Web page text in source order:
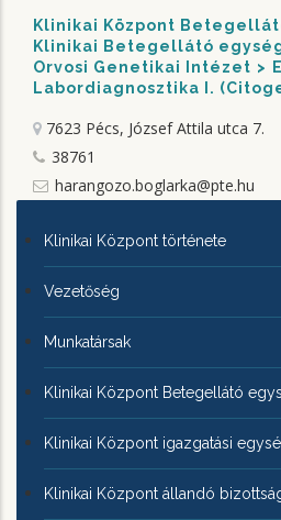
Klinikai Központ
Klinikai Betegellátó
Orvosi Genetikai Intézet
Labordiagnosztika I.
7623 Pécs, József Attila utca 7.
38761
harangozo.boglarka@pte.hu
KLINIKAI
KÖZPONTRÓL
Klinikai Központ története
Vezetőség
Munkatársak
Klinikai Központ Betegellátó
Klinikai Központ igazgatási
Klinikai Központ állandó